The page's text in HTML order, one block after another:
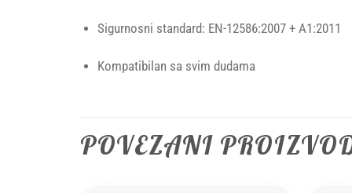
Sigurnosni standard: EN-12586:2007 + A1:2011
Kompatibilan sa svim dudama
POVEZANI